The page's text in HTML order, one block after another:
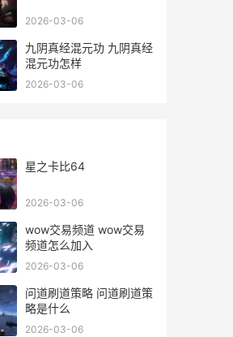
2026-03-06
九阴真经混元功 九阴真经
混元功怎样
2026-03-06
星之卡比64
2026-03-06
wow交易频道 wow交易
频道怎么加入
2026-03-06
问道刷道策略 问道刷道策
略是什么
2026-03-06